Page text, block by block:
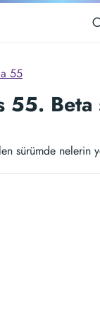
55
55.
sürümde nelerin